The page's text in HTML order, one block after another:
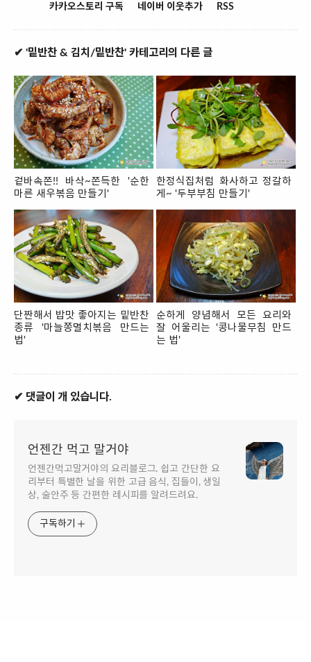
카카오스토리 구독
네이버 이웃추가 RSS
✔ '밑반찬 & 김치/밑반찬' 카테고리의 다른 글
겉바속쫀!! 바삭~쫀득한 '순한
마른 새우볶음 만들기'
한정식집처럼 화사하고 정갈하
게~ '두부부침 만들기'
단짠해서 밥맛 좋아지는 밑반찬
종류 '마늘쫑멸치볶음 만드는
법'
순하게 양념해서 모든 요리와
잘 어울리는 '콩나물무침 만드
는 법'
✔ 댓글이 개 있습니다.
언젠간 먹고 말거야
언젠간먹고말거야의 요리블로그. 쉽고 간단한 요
리부터 특별한 날을 위한 고급 음식, 집들이, 생일
상, 술안주 등 간편한 레시피를 알려드려요.
구독하기